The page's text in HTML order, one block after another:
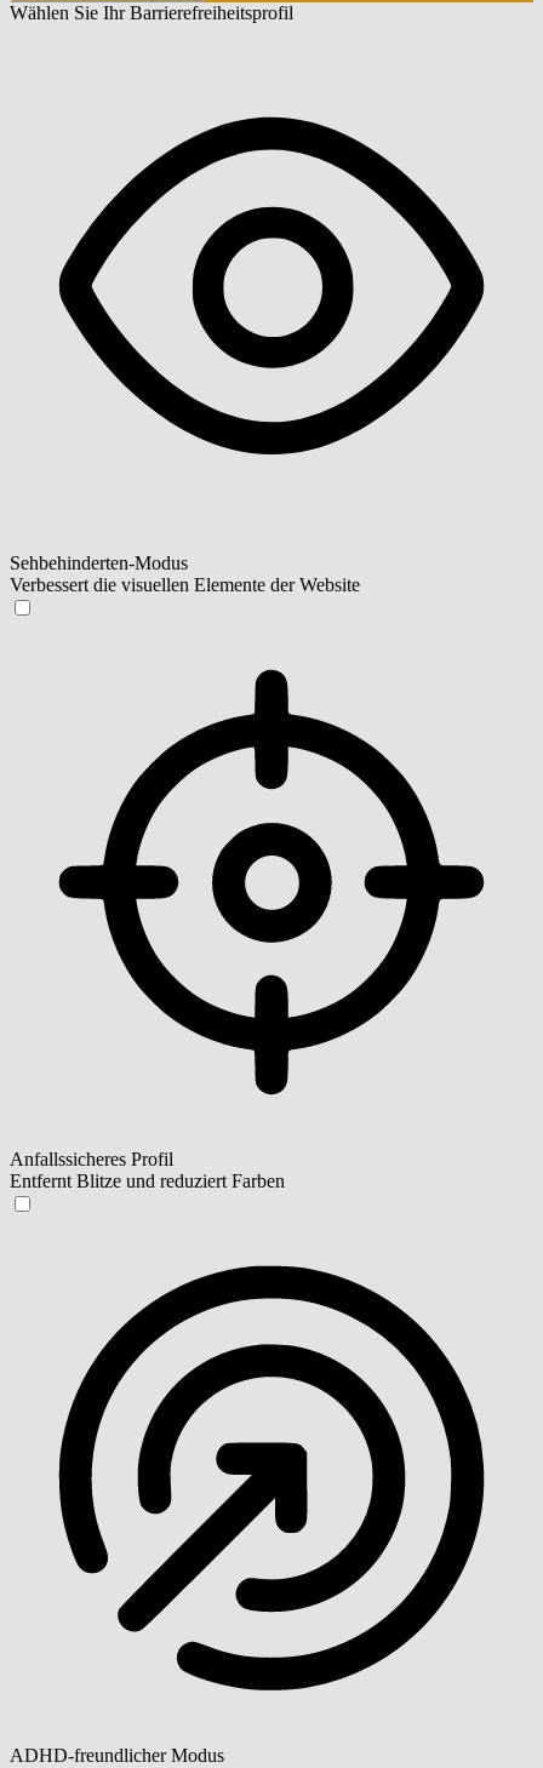
Wählen Sie Ihr Barrierefreiheitsprofil
Sehbehinderten-Modus
Verbessert die visuellen Elemente der Website
Anfallssicheres Profil
Entfernt Blitze und reduziert Farben
ADHD-freundlicher Modus